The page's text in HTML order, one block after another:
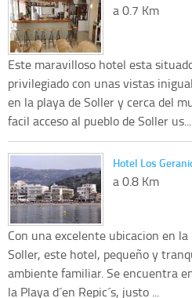
a 0.7 Km
Este maravilloso hotel esta
privilegiado con unas vistas
en la playa de Soller y cerca del
facil acceso al pueblo de Soller us...
Hotel Los
a 0.8 Km
Con una excelente ubicacion en
Soller, este hotel, pequeño y
ambiente familiar. Se encuentra
la Playa d´en Repic´s, justo ...